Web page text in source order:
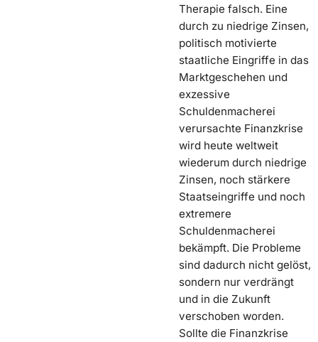
Therapie falsch. Eine
durch zu niedrige Zinsen,
politisch motivierte
staatliche Eingriffe in das
Marktgeschehen und
exzessive
Schuldenmacherei
verursachte Finanzkrise
wird heute weltweit
wiederum durch niedrige
Zinsen, noch stärkere
Staatseingriffe und noch
extremere
Schuldenmacherei
bekämpft. Die Probleme
sind dadurch nicht gelöst,
sondern nur verdrängt
und in die Zukunft
verschoben worden.
Sollte die Finanzkrise